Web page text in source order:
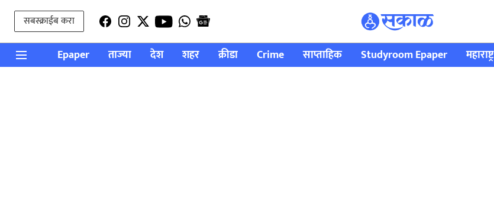
सबस्क्राईब करा
Epaper ताज्या देश शहर क्रीडा Crime साप्ताहिक Studyroom Epaper महाराष्ट्र